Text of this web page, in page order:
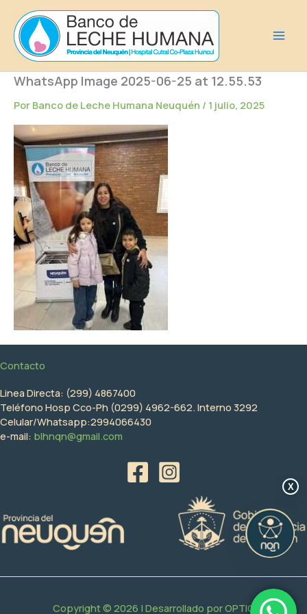
contenido
WhatsApp Image 2025-06-25 at 12.55.53
Por Banco de Leche Humana Neuquén / 1 julio, 2025
Contacto
Linea Directa: (299) 4867400
Teléfono Hosp Cco-Ph (0299) 4962-662. Interno 3292
Celular/Whatsapp:2994066430
e-mail: blhnqn@gmail.com
Copyright © 2026 | Desarrollado porOPTIC
X